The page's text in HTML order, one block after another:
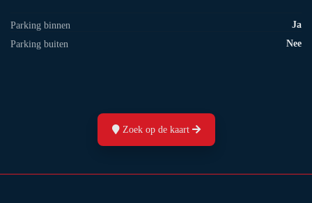
Parking binnen
Ja
Parking buiten
Nee
Zoek op de kaart